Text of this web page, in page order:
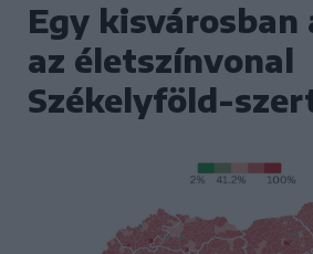
Egy kisvárosban
az életszínvonal
Székelyföld-